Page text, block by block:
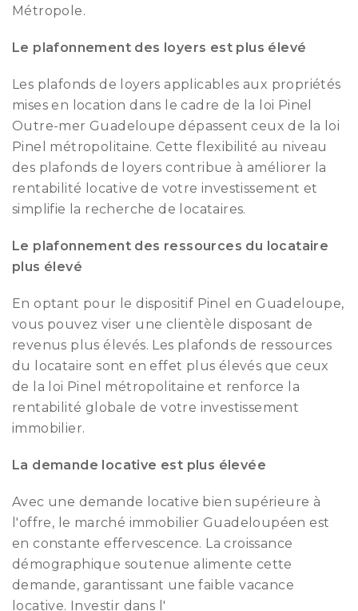
Métropole.
Le plafonnement des loyers est plus élevé
Les plafonds de loyers applicables aux propriétés
mises en location dans le cadre de la loi Pinel
Outre-mer Guadeloupe dépassent ceux de la loi
Pinel métropolitaine. Cette flexibilité au niveau
des plafonds de loyers contribue à améliorer la
rentabilité locative de votre investissement et
simplifie la recherche de locataires.
Le plafonnement des ressources du locataire
plus élevé
En optant pour le dispositif Pinel en Guadeloupe,
vous pouvez viser une clientèle disposant de
revenus plus élevés. Les plafonds de ressources
du locataire sont en effet plus élevés que ceux
de la loi Pinel métropolitaine et renforce la
rentabilité globale de votre investissement
immobilier.
La demande locative est plus élevée
Avec une demande locative bien supérieure à
l'offre, le marché immobilier Guadeloupéen est
en constante effervescence. La croissance
démographique soutenue alimente cette
demande, garantissant une faible vacance
locative. Investir dans l'